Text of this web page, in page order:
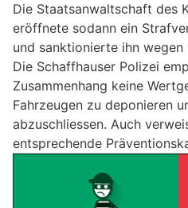
Die Staatsanwaltschaft des
eröffnete sodann ein
und sanktionierte ihn wegen
Die Schaffhauser Polizei
Zusammenhang keine
Fahrzeugen zu deponieren
abzuschliessen. Auch
entsprechende